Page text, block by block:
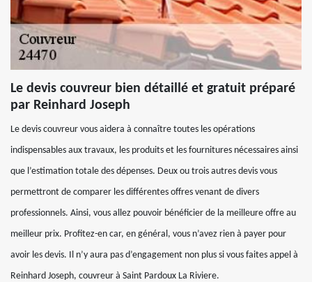
Le devis couvreur bien détaillé et gratuit préparé
par Reinhard Joseph
Le devis couvreur vous aidera à connaître toutes les opérations
indispensables aux travaux, les produits et les fournitures nécessaires ainsi
que l’estimation totale des dépenses. Deux ou trois autres devis vous
permettront de comparer les différentes offres venant de divers
professionnels. Ainsi, vous allez pouvoir bénéficier de la meilleure offre au
meilleur prix. Profitez-en car, en général, vous n’avez rien à payer pour
avoir les devis. Il n’y aura pas d’engagement non plus si vous faites appel à
Reinhard Joseph, couvreur à Saint Pardoux La Riviere.